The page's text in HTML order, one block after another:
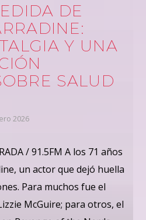
DE
Y UNA
SALUD
2026
/ 91.5FM A los 71 años
un actor que dejó huella
Para muchos fue el
McGuire; para otros, el